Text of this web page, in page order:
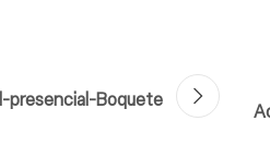
presencial-Boquete